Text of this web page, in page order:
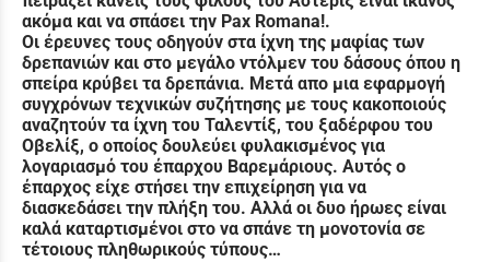
ακόμα και να σπάσει την Pax Romana!.
Οι έρευνες τους οδηγούν στα ίχνη της μαφίας των
δρεπανιών και στο μεγάλο ντόλμεν του δάσους όπου η
σπείρα κρύβει τα δρεπάνια. Μετά απο μια εφαρμογή
συγχρόνων τεχνικών συζήτησης με τους κακοποιούς
αναζητούν τα ίχνη του Ταλεντίξ, του ξαδέρφου του
Οβελίξ, ο οποίος δουλεύει φυλακισμένος για
λογαριασμό του έπαρχου Βαρεμάριους. Αυτός ο
έπαρχος είχε στήσει την επιχείρηση για να
διασκεδάσει την πλήξη του. Αλλά οι δυο ήρωες είναι
καλά καταρτισμένοι στο να σπάνε τη μονοτονία σε
τέτοιους πληθωρικούς τύπους…